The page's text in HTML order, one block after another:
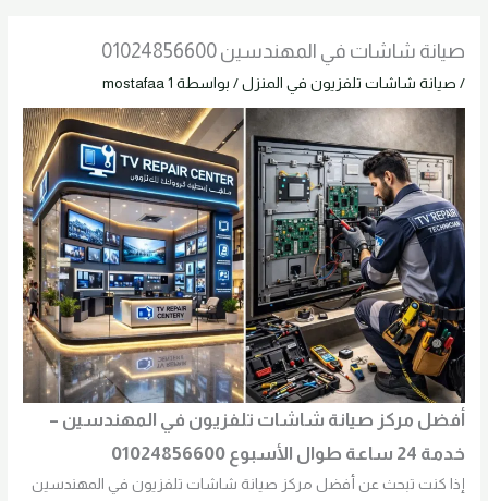
صيانة شاشات في المهندسين 01024856600
/ صيانة شاشات تلفزيون في المنزل / بواسطة mostafaa 1
أفضل مركز صيانة شاشات تلفزيون في المهندسين –
خدمة 24 ساعة طوال الأسبوع 01024856600
إذا كنت تبحث عن أفضل مركز صيانة شاشات تلفزيون في المهندسين